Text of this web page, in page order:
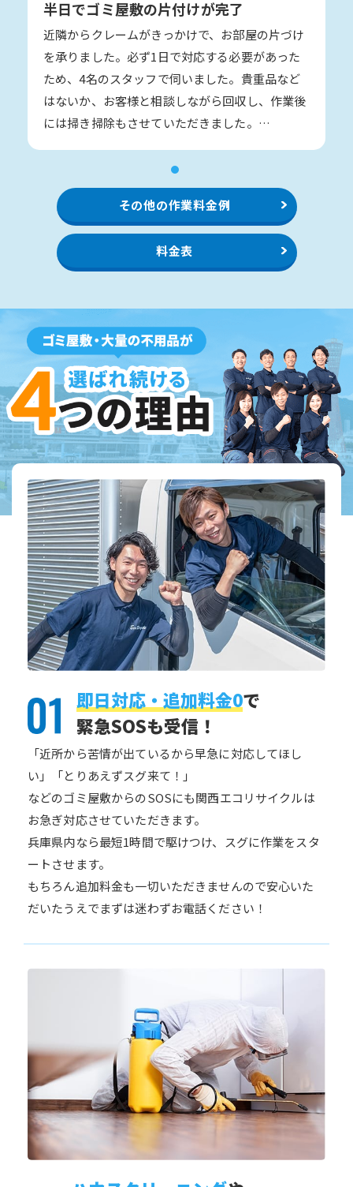
半日でゴミ屋敷の片付けが完了
近隣からクレームがきっかけで、お部屋の片づけ
を承りました。必ず1日で対応する必要があった
ため、4名のスタッフで伺いました。貴重品など
はないか、お客様と相談しながら回収し、作業後
には掃き掃除もさせていただきました。…
その他の作業料金例
料金表
即日対応・追加料金0で
緊急SOSも受信！
「近所から苦情が出ているから早急に対応してほし
い」「とりあえずスグ来て！」
などのゴミ屋敷からのSOSにも関西エコリサイクルは
お急ぎ対応させていただきます。
兵庫県内なら最短1時間で駆けつけ、スグに作業をスタ
ートさせます。
もちろん追加料金も一切いただきませんので安心いた
だいたうえでまずは迷わずお電話ください！